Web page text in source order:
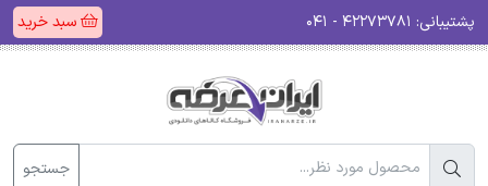
پشتیبانی: سبد خرید
جستجو